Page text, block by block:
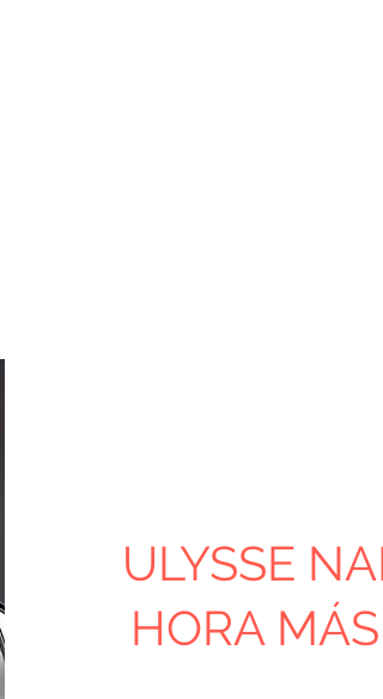
ULYSSE
HORA